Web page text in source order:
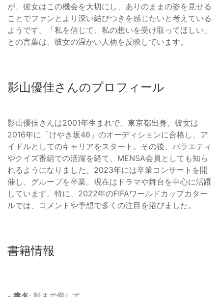
が、彼女はこの機会を大切にし、ありのままの姿を見せる
ことでファンとより深い結びつきを感じたいと考えている
ようです。「私を信じて、私の想いを受け取ってほしい」
との言葉は、彼女の温かい人柄を反映しています。
影山優佳さんのプロフィール
影山優佳さんは2001年生まれで、東京都出身。彼女は
2016年に「けやき坂46」のオーディションに合格し、ア
イドルとしてのキャリアをスタート。その後、バラエティ
やクイズ番組での活躍を経て、MENSA会員としても知ら
れるようになりました。2023年には卒業コンサートを開
催し、グループを卒業。現在はドラマや舞台を中心に活躍
しています。特に、2022年のFIFAワールドカップカター
ルでは、コメントや予想で多くの注目を浴びました。
書籍情報